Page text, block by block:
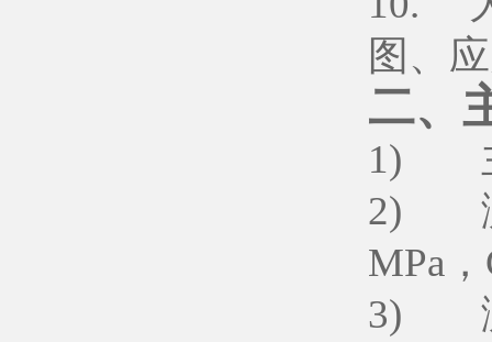
图、
二、
1) 主
2) 测
MPa
3) 测